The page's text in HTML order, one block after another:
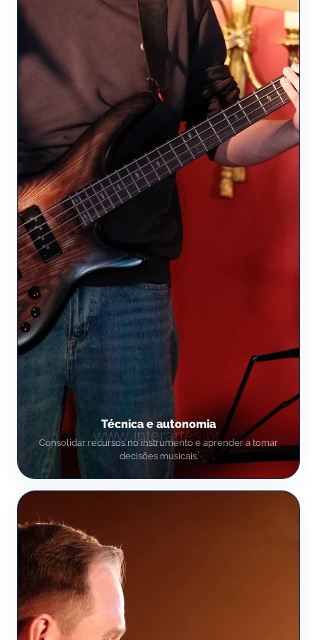
Técnica e autonomia
Consolidar recursos no instrumento e aprender a tomar
decisões musicais.